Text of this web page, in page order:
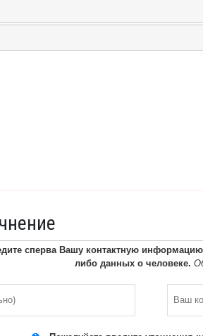
сперва Вашу контактную
либо данных о человеке.